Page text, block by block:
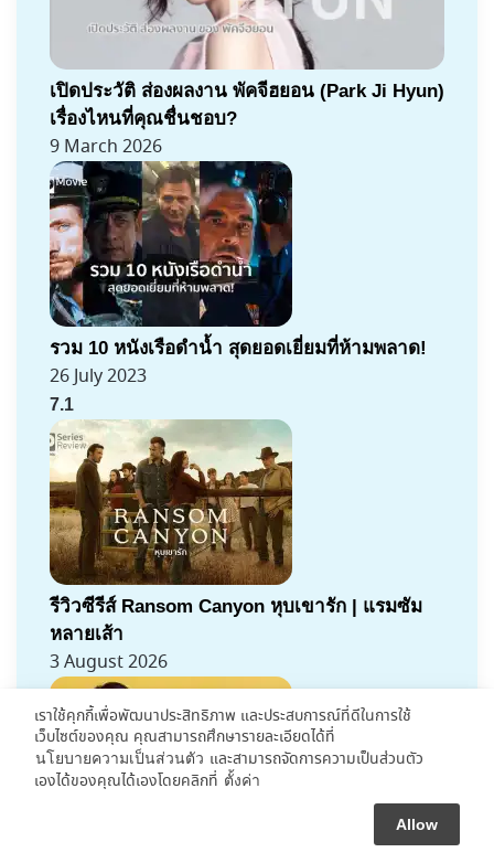
เปิดประวัติ ส่องผลงาน พัคจีฮยอน (Park Ji Hyun)
เรื่องไหนที่คุณชื่นชอบ?
9 March 2026
รวม 10 หนังเรือดำน้ำ สุดยอดเยี่ยมที่ห้ามพลาด!
26 July 2023
7.1
รีวิวซีรีส์ Ransom Canyon หุบเขารัก | แรมซัม
หลายเส้า
3 August 2026
เราใช้คุกกี้เพื่อพัฒนาประสิทธิภาพ และประสบการณ์ที่ดีในการใช้
เว็บไซต์ของคุณ คุณสามารถศึกษารายละเอียดได้ที่
นโยบายความเป็นส่วนตัว และสามารถจัดการความเป็นส่วนตัว
เองได้ของคุณได้เองโดยคลิกที่ ตั้งค่า
Allow